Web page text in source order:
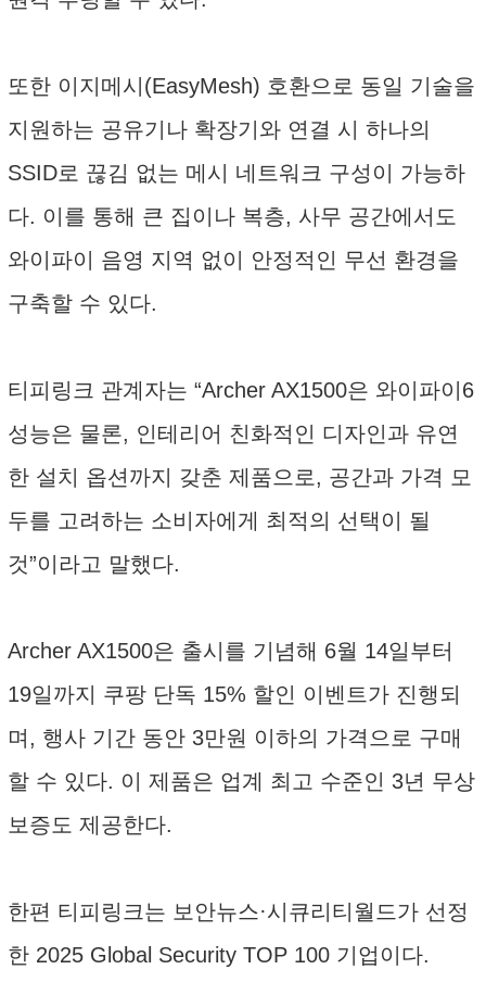
또한 이지메시(EasyMesh) 호환으로 동일 기술을
지원하는 공유기나 확장기와 연결 시 하나의
SSID로 끊김 없는 메시 네트워크 구성이 가능하
다. 이를 통해 큰 집이나 복층, 사무 공간에서도
와이파이 음영 지역 없이 안정적인 무선 환경을
구축할 수 있다.
티피링크 관계자는 “Archer AX1500은 와이파이6
성능은 물론, 인테리어 친화적인 디자인과 유연
한 설치 옵션까지 갖춘 제품으로, 공간과 가격 모
두를 고려하는 소비자에게 최적의 선택이 될
것”이라고 말했다.
Archer AX1500은 출시를 기념해 6월 14일부터
19일까지 쿠팡 단독 15% 할인 이벤트가 진행되
며, 행사 기간 동안 3만원 이하의 가격으로 구매
할 수 있다. 이 제품은 업계 최고 수준인 3년 무상
보증도 제공한다.
한편 티피링크는 보안뉴스·시큐리티월드가 선정
한 2025 Global Security TOP 100 기업이다.